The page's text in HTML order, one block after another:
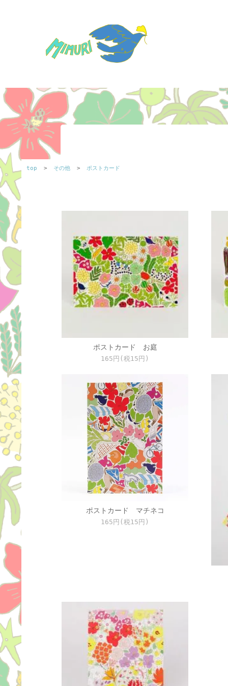
top > その他 > ポストカード
ポストカード お庭
165円(税15円)
ポストカード マチネコ
165円(税15円)